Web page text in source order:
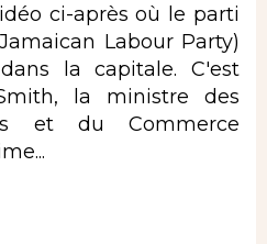
ci-après où le parti
Labour Party)
la capitale. C'est
la ministre des
et du Commerce